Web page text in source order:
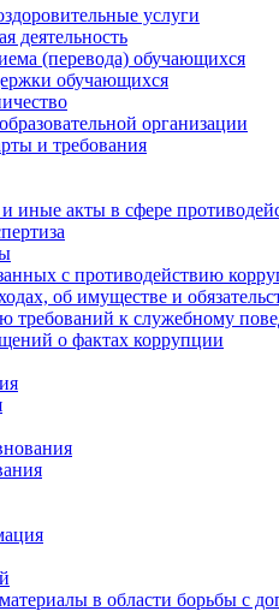
услуги
деятельность
(перевода) обучающихся
обучающихся
организации
и требования
иные акты в сфере
с противодействию
об имуществе и
требований к служебному
о фактах коррупции
в области борьбы с